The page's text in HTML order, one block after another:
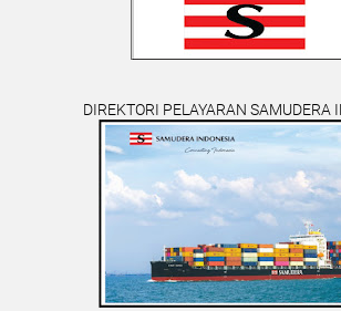
DIREKTORI PELAYARAN SAMUDERA